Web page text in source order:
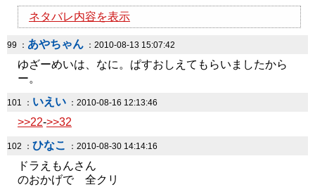
ネタバレ内容を表示
99 ： あやちゃん ：2010-08-13 15:07:42
ゆざーめいは、なに。ぱすおしえてもらいましたから
ー。
101 ： いえい ：2010-08-16 12:13:46
>>22->>32
102 ： ひなこ ：2010-08-30 14:14:16
ドラえもんさん
のおかげで 全クリ